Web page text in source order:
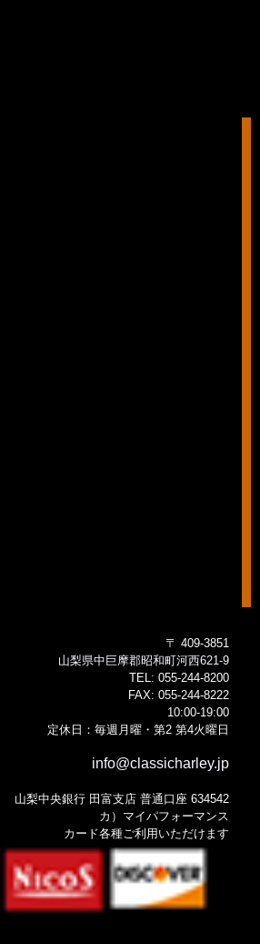
〒 409-3851
山梨県中巨摩郡昭和町河西621-9
TEL: 055-244-8200
FAX: 055-244-8222
10:00-19:00
定休日：毎週月曜・第2 第4火曜日
info@classicharley.jp
山梨中央銀行 田富支店 普通口座 634542
カ）マイパフォーマンス
カード各種ご利用いただけます